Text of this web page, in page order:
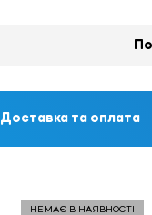
Доставка та оплата
НЕМАЄ В НАЯВНОСТІ